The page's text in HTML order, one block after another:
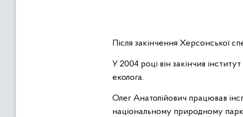
Після закінчення Херсонської
У 2004 році він закінчив
еколога.
Олег Анатолійович працював
національному природному